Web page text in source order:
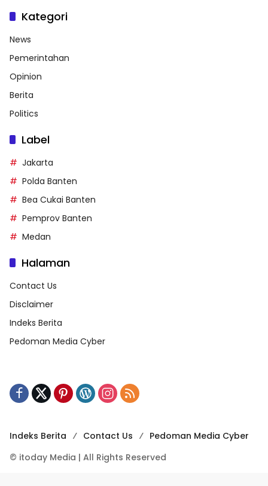
Kategori
News
Pemerintahan
Opinion
Berita
Politics
Label
Jakarta
Polda Banten
Bea Cukai Banten
Pemprov Banten
Medan
Halaman
Contact Us
Disclaimer
Indeks Berita
Pedoman Media Cyber
Indeks Berita Contact Us
Pedoman Media Cyber
© itoday Media | All Rights Reserved